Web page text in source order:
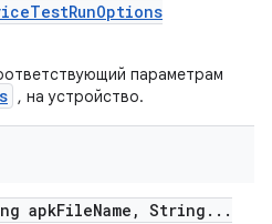
TestRunOptions
параметрам
, на устройство.
apkFileName , String . . .